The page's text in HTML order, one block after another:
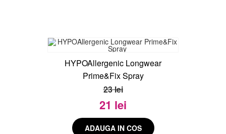
HYPOAllergenic Longwear
Prime&Fix Spray
23 lei
21 lei